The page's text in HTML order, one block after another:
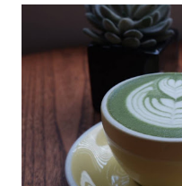
atau di siga. Fujimi
berkesempatan ke negeri
cari fujimi station, dari
area ski gratis, tapi jam
berangkat. Dan pulang
menit. Hanya sekitar 2
fujimi station. Jadi